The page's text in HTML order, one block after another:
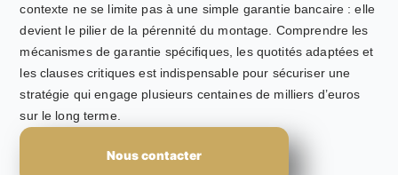
contexte ne se limite pas à une simple garantie bancaire : elle
devient le pilier de la pérennité du montage. Comprendre les
mécanismes de garantie spécifiques, les quotités adaptées et
les clauses critiques est indispensable pour sécuriser une
stratégie qui engage plusieurs centaines de milliers d’euros
sur le long terme.
Nous contacter